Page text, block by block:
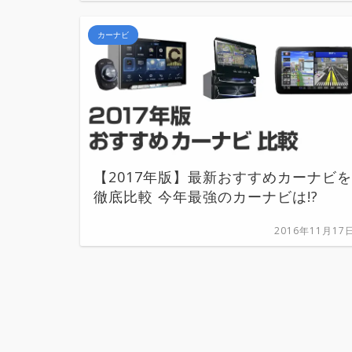
カーナビ
【2017年版】最新おすすめカーナビを
徹底比較 今年最強のカーナビは!?
2016年11月17